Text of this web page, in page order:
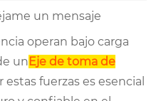
un mensaje
operan bajo carga
unEje de toma de
fuerzas es esencial